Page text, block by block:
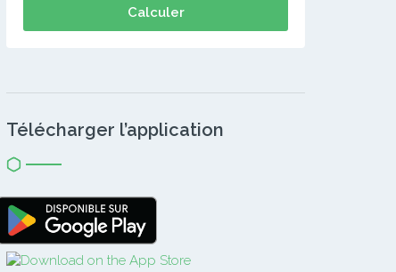
Calculer
Télécharger l’application